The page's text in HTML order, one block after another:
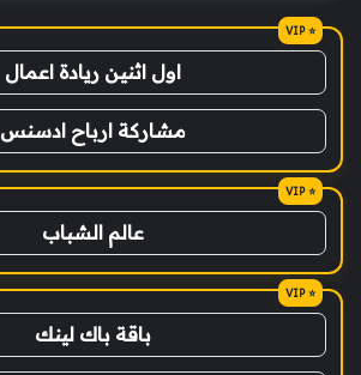
اول اثنين ريادة اعمال
مشاركة ارباح ادسنس
عالم الشباب
باقة باك لينك